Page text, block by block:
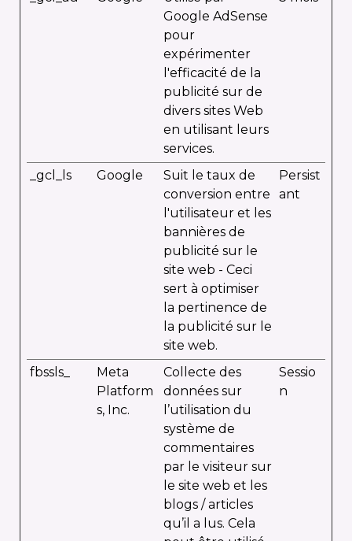
Google AdSense
pour
expérimenter
l'efficacité de la
publicité sur de
divers sites Web
en utilisant leurs
services.
_gcl_ls Google
Suit le taux de
conversion entre
l'utilisateur et les
bannières de
publicité sur le
site web - Ceci
sert à optimiser
la pertinence de
la publicité sur le
site web.
Persist
ant
fbssls_
Meta
Platform
s, Inc.
Collecte des
données sur
l’utilisation du
système de
commentaires
par le visiteur sur
le site web et les
blogs / articles
qu’il a lus. Cela
Sessio
n